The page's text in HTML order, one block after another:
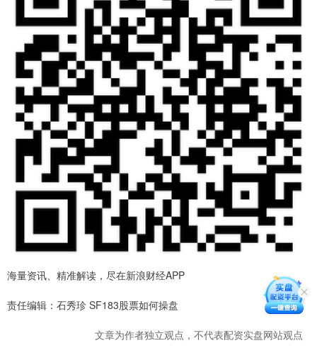
海量资讯、精准解读，尽在新浪财经APP
责任编辑：石秀珍 SF183股票如何操盘
文章为作者独立观点，不代表配资实盘网站观点